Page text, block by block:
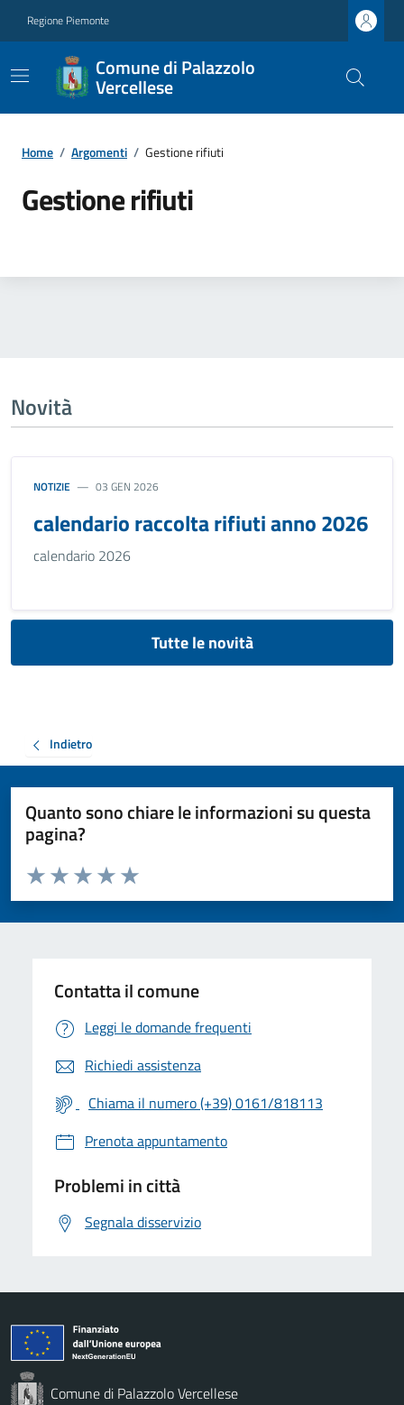
Regione Piemonte
Comune di Palazzolo
Vercellese
Home / Argomenti / Gestione rifiuti
Gestione rifiuti
Novità
NOTIZIE 03 GEN 2026
calendario raccolta rifiuti anno 2026
calendario 2026
Tutte le novità
Indietro
Quanto sono chiare le informazioni su questa
pagina?
Valuta da 1 a 5 stelle la pagina
Valuta 5 stelle su 5
Valuta 4 stelle su 5
Valuta 3 stelle su 5
Valuta 2 stelle su 5
Valuta 1 stelle su 5
Contatta il comune
Leggi le domande frequenti
Richiedi assistenza
Chiama il numero (+39) 0161/818113
Prenota appuntamento
Problemi in città
Segnala disservizio
Comune di Palazzolo Vercellese